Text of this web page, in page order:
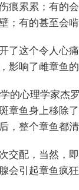
痕累累；有的
；有的甚至会啃
了这个令人心
影响了雌章鱼
的心理学家杰
章鱼身上移除
，整个章鱼都清
交配，当然，
会引起章鱼疯狂